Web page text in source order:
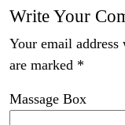
Write Your
Your email
are marked *
Massage Box